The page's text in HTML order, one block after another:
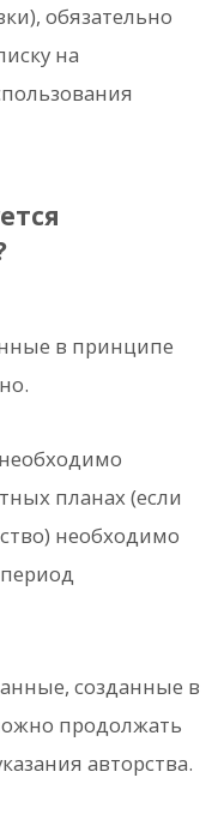
обязательно
на
в принципе
планах (если
необходимо
созданные в
продолжать
авторства.